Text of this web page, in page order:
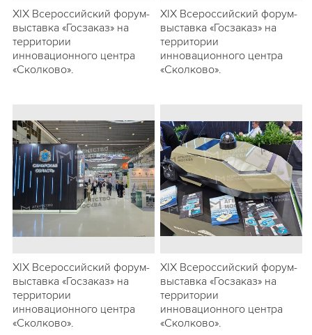
ХIХ Всероссийский форум-
выставка «Госзаказ» на
территории
инновационного центра
«Сколково».
ХIХ Всероссийский форум-
выставка «Госзаказ» на
территории
инновационного центра
«Сколково».
ХIХ Всероссийский форум-
выставка «Госзаказ» на
территории
инновационного центра
«Сколково».
ХIХ Всероссийский форум-
выставка «Госзаказ» на
территории
инновационного центра
«Сколково».